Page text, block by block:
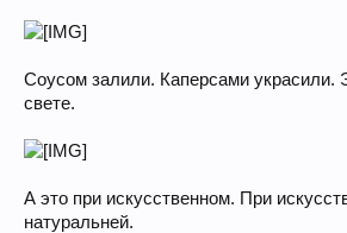
Соусом залили. Каперсами украсили.
свете.
А это при искусственном. При
натуральней.